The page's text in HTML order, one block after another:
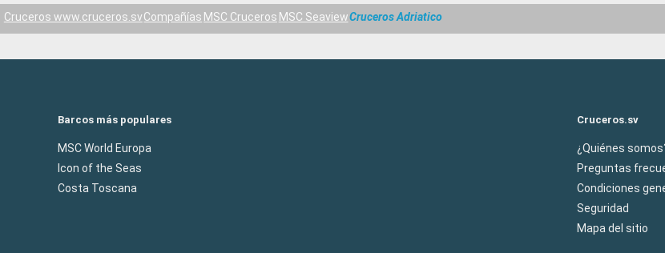
Cruceros www.cruceros.svCompañías MSC Cruceros MSC SeaviewCruceros Adriatico
Barcos más populares
MSC World Europa
Icon of the Seas
Costa Toscana
Cruceros.sv
¿Quiénes
Preguntas
Condiciones
Seguridad
Mapa del sitio